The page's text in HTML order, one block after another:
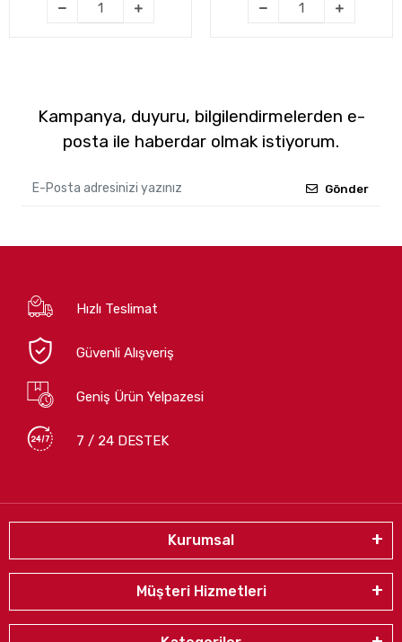
Kampanya, duyuru, bilgilendirmelerden e-
posta ile haberdar olmak istiyorum.
Gönder
Hızlı Teslimat
Güvenli Alışveriş
Geniş Ürün Yelpazesi
7 / 24 DESTEK
Kurumsal
Müşteri Hizmetleri